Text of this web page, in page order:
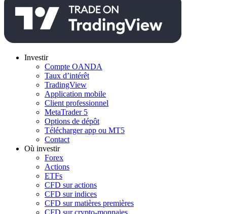
Investir
Compte OANDA
Taux d’intérêt
TradingView
Application mobile
Client professionnel
MetaTrader 5
Options de dépôt
Télécharger app ou MT5
Contact
Où investir
Forex
Actions
ETFs
CFD sur actions
CFD sur indices
CFD sur matières premières
CFD sur crypto-monnaies